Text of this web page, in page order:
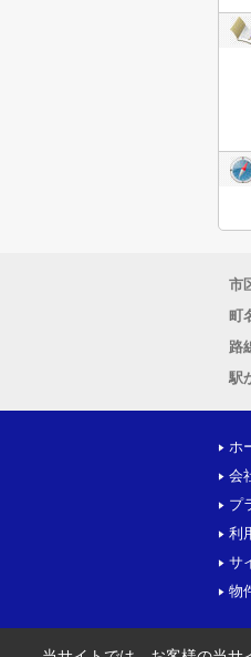
市
町
路
駅
ホ
会
プ
利
サ
物